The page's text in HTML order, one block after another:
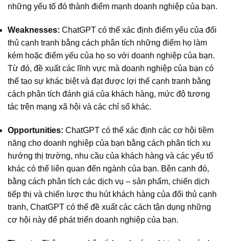
những yếu tố đó thành điểm mạnh doanh nghiệp của bạn.
Weaknesses: ChatGPT có thể xác định điểm yếu của đối
thủ cạnh tranh bằng cách phân tích những điểm họ làm
kém hoặc điểm yếu của họ so với doanh nghiệp của bạn.
Từ đó, đề xuất các lĩnh vực mà doanh nghiệp của bạn có
thể tạo sự khác biệt và đạt được lợi thế cạnh tranh bằng
cách phân tích đánh giá của khách hàng, mức độ tương
tác trên mạng xã hội và các chỉ số khác.
Opportunities: ChatGPT có thể xác định các cơ hội tiềm
năng cho doanh nghiệp của bạn bằng cách phân tích xu
hướng thị trường, nhu cầu của khách hàng và các yếu tố
khác có thể liên quan đến ngành của bạn. Bên cạnh đó,
bằng cách phân tích các dịch vụ – sản phẩm, chiến dịch
tiếp thị và chiến lược thu hút khách hàng của đối thủ cạnh
tranh, ChatGPT có thể đề xuất các cách tận dụng những
cơ hội này để phát triển doanh nghiệp của bạn.